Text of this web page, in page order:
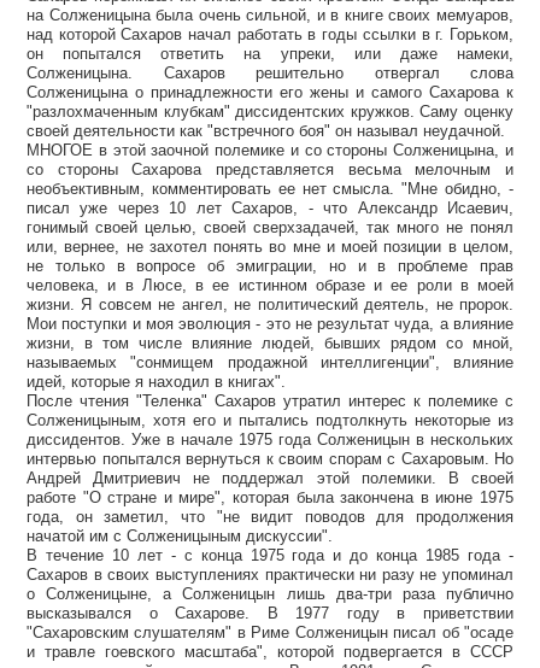
на Солженицына была очень сильной, и в книге своих мемуаров,
над которой Сахаров начал работать в годы ссылки в г. Горьком,
он попытался ответить на упреки, или даже намеки,
Солженицына. Сахаров решительно отвергал слова
Солженицына о принадлежности его жены и самого Сахарова к
"разлохмаченным клубкам" диссидентских кружков. Саму оценку
своей деятельности как "встречного боя" он называл неудачной.
МНОГОЕ в этой заочной полемике и со стороны Солженицына, и
со стороны Сахарова представляется весьма мелочным и
необъективным, комментировать ее нет смысла. "Мне обидно, -
писал уже через 10 лет Сахаров, - что Александр Исаевич,
гонимый своей целью, своей сверхзадачей, так много не понял
или, вернее, не захотел понять во мне и моей позиции в целом,
не только в вопросе об эмиграции, но и в проблеме прав
человека, и в Люсе, в ее истинном образе и ее роли в моей
жизни. Я совсем не ангел, не политический деятель, не пророк.
Мои поступки и моя эволюция - это не результат чуда, а влияние
жизни, в том числе влияние людей, бывших рядом со мной,
называемых "сонмищем продажной интеллигенции", влияние
идей, которые я находил в книгах".
После чтения "Теленка" Сахаров утратил интерес к полемике с
Солженицыным, хотя его и пытались подтолкнуть некоторые из
диссидентов. Уже в начале 1975 года Солженицын в нескольких
интервью попытался вернуться к своим спорам с Сахаровым. Но
Андрей Дмитриевич не поддержал этой полемики. В своей
работе "О стране и мире", которая была закончена в июне 1975
года, он заметил, что "не видит поводов для продолжения
начатой им с Солженицыным дискуссии".
В течение 10 лет - с конца 1975 года и до конца 1985 года -
Сахаров в своих выступлениях практически ни разу не упоминал
о Солженицыне, а Солженицын лишь два-три раза публично
высказывался о Сахарове. В 1977 году в приветствии
"Сахаровским слушателям" в Риме Солженицын писал об "осаде
и травле гоевского масштаба", которой подвергается в СССР